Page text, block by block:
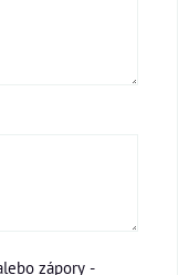
zápory -